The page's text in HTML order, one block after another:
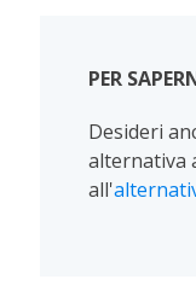
PER
Desideri
alternativa
all'